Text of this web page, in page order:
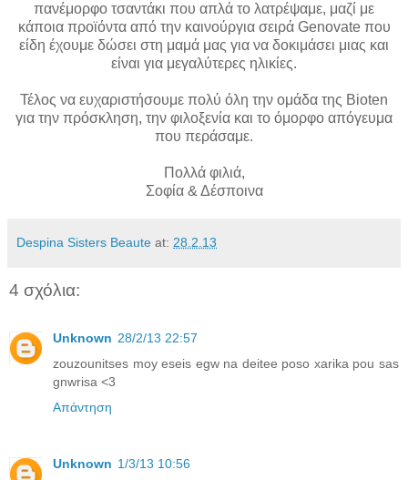
πανέμορφο τσαντάκι που απλά το λατρέψαμε, μαζί με
κάποια προϊόντααπό την καινούργια σειρά Genovate που
είδη έχουμε δώσει στη μαμά μας για να δοκιμάσει μιας και
είναι για μεγαλύτερες ηλικίες.
Τέλος να ευχαριστήσουμε πολύ όλη την ομάδα της Bioten
για την πρόσκληση, την φιλοξενία και το όμορφο απόγευμα
που περάσαμε.
Πολλά φιλιά,
Σοφία & Δέσποινα
Despina Sisters Beaute at: 28.2.13
4 σχόλια:
Unknown 28/2/13 22:57
zouzounitses moy eseis egw na deitee poso xarika pou sas
gnwrisa <3
Απάντηση
Unknown 1/3/13 10:56